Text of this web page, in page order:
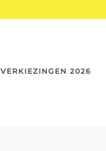
VERKIEZINGEN 2026